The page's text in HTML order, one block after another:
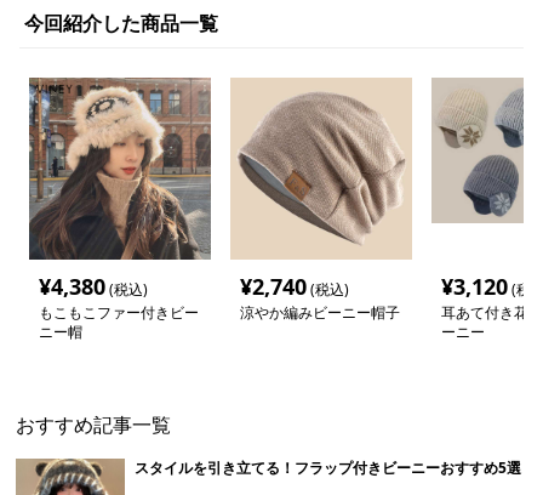
今回紹介した商品一覧
¥4,380(税込)
もこもこファー付きビー
ニー帽
¥2,740(税込)
涼やか編みビーニー帽子
¥3,120(税
耳あて付き花
ーニー
おすすめ記事一覧
スタイルを引き立てる！フラップ付きビーニーおすすめ5選